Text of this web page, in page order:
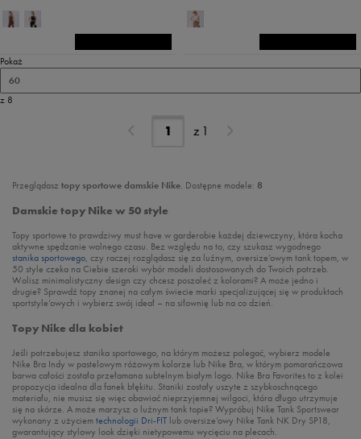
Pokaż
60
z 8
z 1
Przeglądasz topy sportowe damskie Nike. Dostępne modele: 8
Damskie topy Nike w 50 style
Topy sportowe to prawdziwy must have w garderobie każdej dziewczyny, która kocha
aktywne spędzanie wolnego czasu. Bez względu na to, czy szukasz wygodnego
stanika sportowego, czy raczej rozglądasz się za luźnym, oversize’owym tank topem, w
50 style czeka na Ciebie szeroki wybór modeli dostosowanych do Twoich potrzeb.
Wolisz minimalistyczny design czy chcesz poszaleć z kolorami? A może jedno i
drugie? Sprawdź topy znanej na całym świecie marki specjalizującej się w produktach
sportstyle’owych i wybierz swój ideał – na siłownię lub na co dzień.
Topy Nike dla kobiet
Jeśli potrzebujesz stanika sportowego, na którym możesz polegać, wybierz modele
Nike Bra Indy w pastelowym różowym kolorze lub Nike Bra, w którym pomarańczowa
barwa całości została przełamana subtelnym białym logo. Nike Bra Favorites to z kolei
propozycja idealna dla fanek błękitu. Staniki zostały uszyte z szybkoschnącego
materiału, nie musisz się więc obawiać nieprzyjemnej wilgoci, która długo utrzymuje
się na skórze. A może marzysz o luźnym tank topie? Wypróbuj Nike Tank Sportswear
wykonany z użyciemtechnologii Dri-FIT lub oversize’owy Nike Tank NK Dry SP18,
gwarantujący stylowy look dzięki nietypowemu wycięciu na plecach.